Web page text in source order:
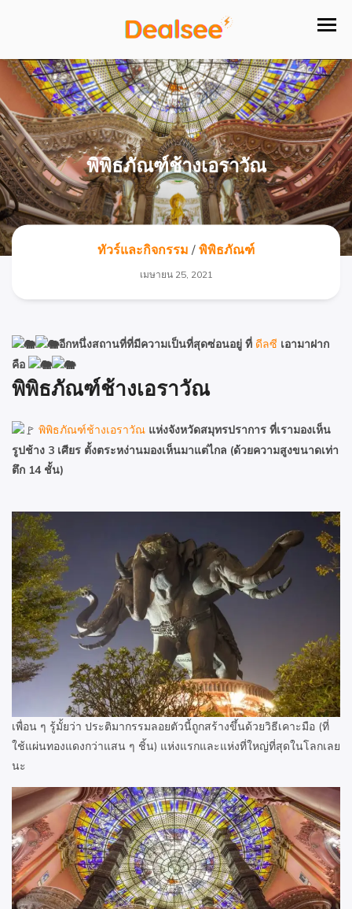
พิพิธภัณฑ์ช้างเอราวัณ
ทัวร์และกิจกรรม /พิพิธภัณฑ์
เมษายน 25, 2021
อีกหนึ่งสถานที่ที่มีความเป็นที่สุดซ่อนอยู่ ที่ ดีลซี เอามาฝาก
คือ
พิพิธภัณฑ์ช้างเอราวัณ
พิพิธภัณฑ์ช้างเอราวัณ แห่งจังหวัดสมุทรปราการ ที่เรามองเห็น
รูปช้าง 3 เศียร ตั้งตระหง่านมองเห็นมาแต่ไกล (ด้วยความสูงขนาดเท่า
ตึก 14 ชั้น)
เพื่อน ๆ รู้มั้ยว่า ประติมากรรมลอยตัวนี้ถูกสร้างขึ้นด้วยวิธีเคาะมือ (ที่
ใช้แผ่นทองแดงกว่าแสน ๆ ชิ้น) แห่งแรกและแห่งที่ใหญ่ที่สุดในโลกเลย
นะ